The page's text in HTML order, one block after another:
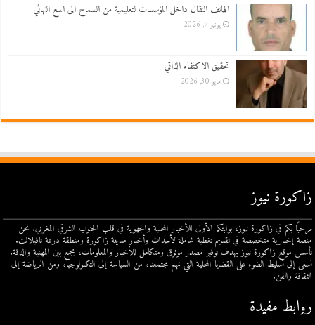
الهاتف النقال داخل المؤسسات لتعليمية من السماح الى المنع النهائي
يونيو 7, 2026
تحقيق الاكتفاء الذاتي
مايو 30, 2026
زاكورة نيوز
مرحبًا بكم في زاكورة نيوز، بوابتكم الأولى للأخبار المحلية والجهوية في قلب الجنوب الشرقي المغربي. نحن
منصة إخبارية متخصصة في تقديم تغطية شاملة لأحداث وأخبار مدينة زاكورة ومنطقة درعة تافيلالت.
تأسس موقع زاكورة نيوز بهدف توفير مصدر موثوق ومتكامل للأخبار والمعلومات، يجمع بين المهنية والدقة.
نسعى إلى تسليط الضوء على القضايا المحلية التي تهم مجتمعنا، من السياسة إلى التكنولوجيا، ومن الرياضة إلى
الثقافة والفن.
روابط مفيدة